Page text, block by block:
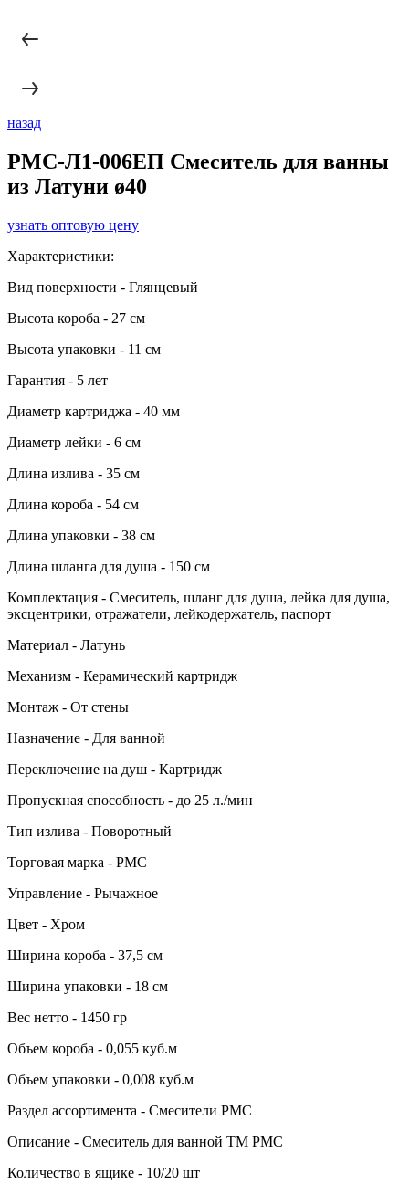
назад
РМС-Л1-006ЕП Смеситель для ванны
из Латуни ø40
узнать оптовую цену
Характеристики:
Вид поверхности - Глянцевый
Высота короба - 27 см
Высота упаковки - 11 см
Гарантия - 5 лет
Диаметр картриджа - 40 мм
Диаметр лейки - 6 см
Длина излива - 35 см
Длина короба - 54 см
Длина упаковки - 38 см
Длина шланга для душа - 150 см
Комплектация - Смеситель, шланг для душа, лейка для душа,
эксцентрики, отражатели, лейкодержатель, паспорт
Материал - Латунь
Механизм - Керамический картридж
Монтаж - От стены
Назначение - Для ванной
Переключение на душ - Картридж
Пропускная способность - до 25 л./мин
Тип излива - Поворотный
Торговая марка - РМС
Управление - Рычажное
Цвет - Хром
Ширина короба - 37,5 см
Ширина упаковки - 18 см
Вес нетто - 1450 гр
Объем короба - 0,055 куб.м
Объем упаковки - 0,008 куб.м
Раздел ассортимента - Смесители РМС
Описание - Смеситель для ванной ТМ РМС
Количество в ящике - 10/20 шт